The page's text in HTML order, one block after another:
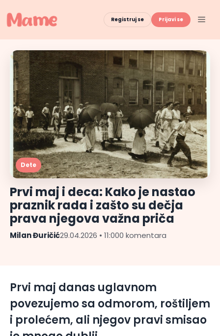
to
content
Registruj se Prijavi se
Dete
Prvi maj i deca: Kako je nastao
praznik rada i zašto su dečja
prava njegova važna priča
Milan Đuričić29.04.2026 • 11:000 komentara
Prvi maj danas uglavnom
povezujemo sa odmorom, roštiljem
i prolećem, ali njegov pravi smisao